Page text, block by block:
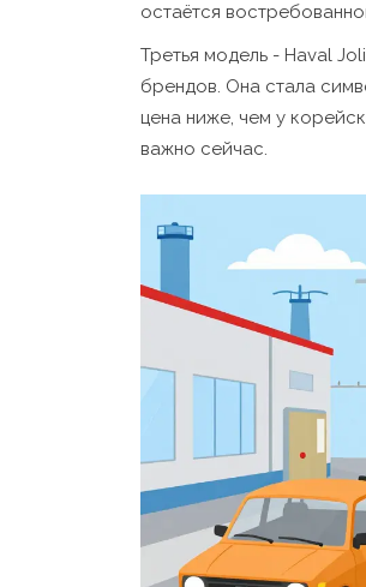
остаётся
Третья модель - Haval
брендов. Она стала
цена ниже, чем у
важно сейчас.